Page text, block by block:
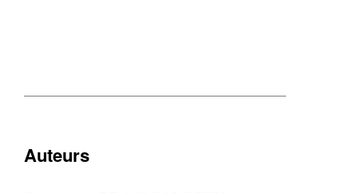
Auteurs